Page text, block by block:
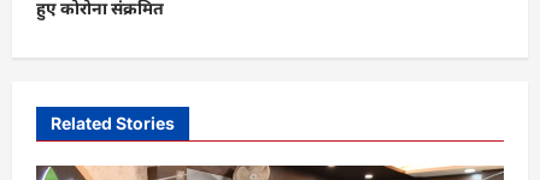
n
a
g
हुए कोरोना संक्रमित
Related Stories